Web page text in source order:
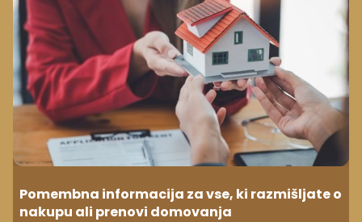
Pomembna informacija za vse, ki razmišljate o
nakupu ali prenovi domovanja